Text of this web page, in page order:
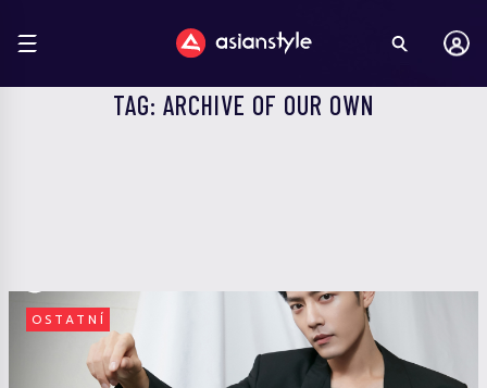
TAG: ARCHIVE OF OUR OWN
OSTATNÍ